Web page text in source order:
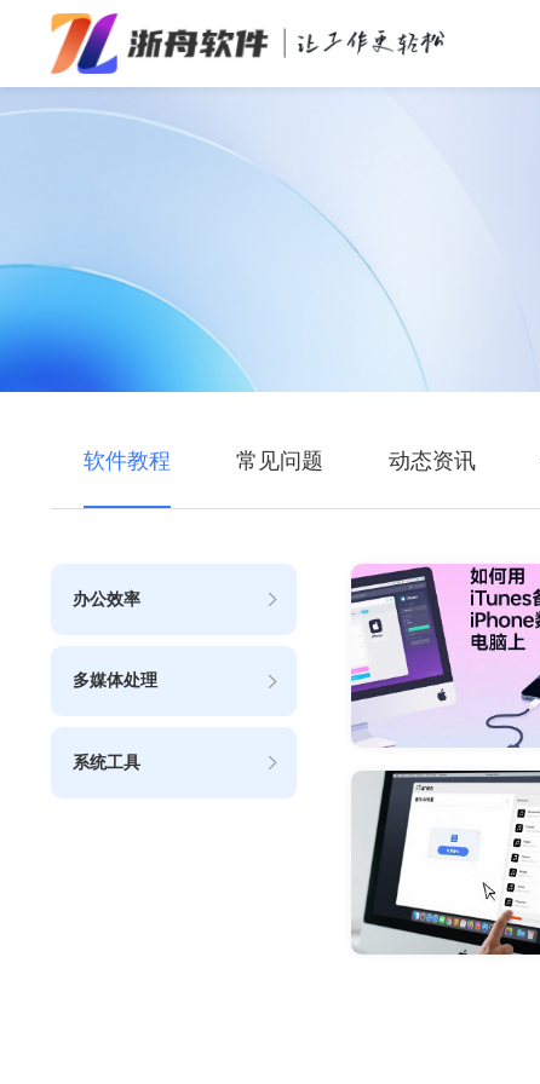
办公效率
软件教程 常见问题 动态资讯
办公效率
多媒体处理
系统工具